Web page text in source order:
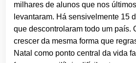
milhares de alunos que nos
levantaram. Há sensivelmente 15
que descontrolaram todo um país.
crescer da mesma forma que
Natal como ponto central da vida